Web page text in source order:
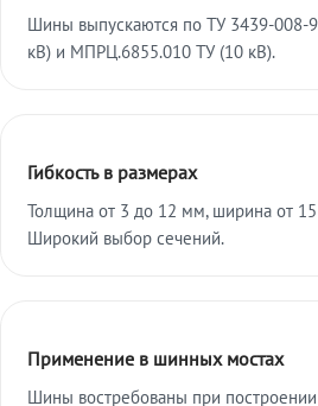
Шины выпускаются по ТУ 3439-008-
кВ) и МПРЦ.6855.010 ТУ (10 кВ).
Гибкость в размерах
Толщина от 3 до 12 мм, ширина от
Широкий выбор сечений.
Применение в шинных мостах
Шины востребованы при